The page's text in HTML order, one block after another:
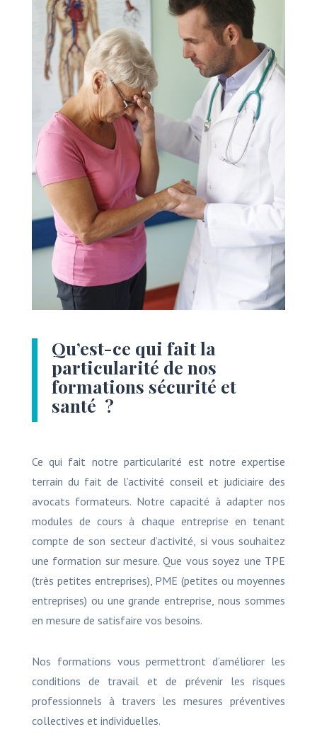
Qu’est-ce qui fait la
particularité de nos
formations sécurité et
santé ?
Ce qui fait notre particularité est notre expertise
terrain du fait de l’activité conseil et judiciaire des
avocats formateurs. Notre capacité à adapter nos
modules de cours à chaque entreprise en tenant
compte de son secteur d’activité, si vous souhaitez
une formation sur mesure. Que vous soyez une TPE
(très petites entreprises), PME (petites ou moyennes
entreprises) ou une grande entreprise, nous sommes
en mesure de satisfaire vos besoins.
Nos formations vous permettront d’améliorer les
conditions de travail et de prévenir les risques
professionnels à travers les mesures préventives
collectives et individuelles.